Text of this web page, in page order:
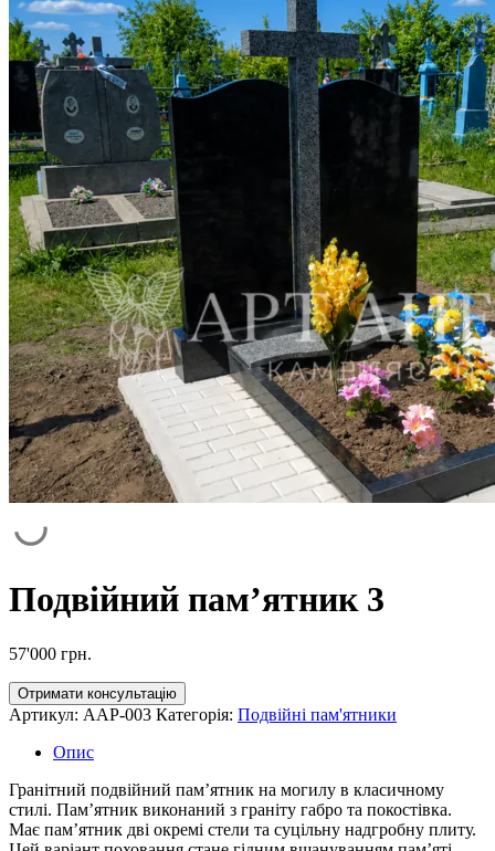
Подвійний пам’ятник 3
57'000 грн.
Отримати консультацію
Артикул: AAP-003 Категорія: Подвійні пам'ятники
Опис
Гранітний подвійний пам’ятник на могилу в класичному
стилі. Пам’ятник виконаний з граніту габро та покостівка.
Має пам’ятник дві окремі стели та суцільну надгробну плиту.